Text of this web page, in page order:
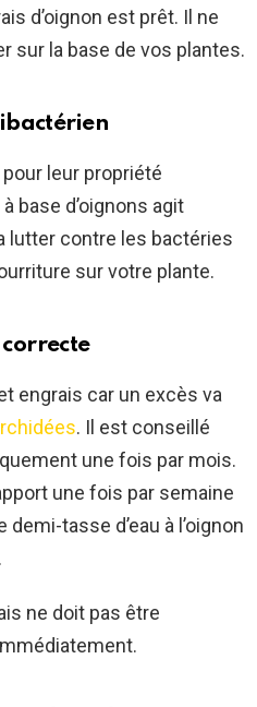
d’oignon est prêt. Il ne
sur la base de vos plantes.
leur propriété
base d’oignons agit
lutter contre les bactéries
sur votre plante.
engrais car un excès va
. Il est conseillé
une fois par mois.
une fois par semaine
tasse d’eau à l’oignon
ne doit pas être